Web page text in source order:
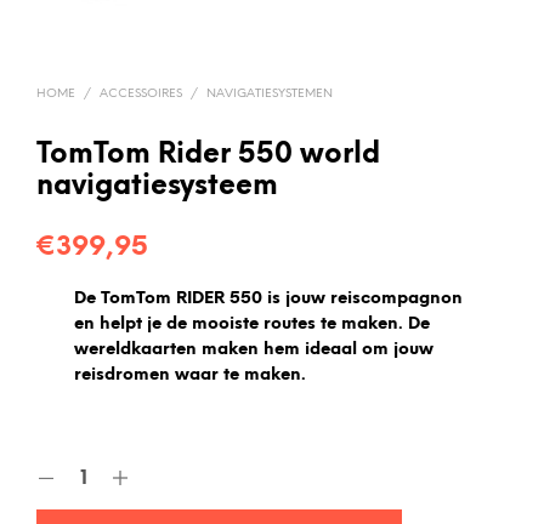
HOME / ACCESSOIRES / NAVIGATIESYSTEMEN
TomTom Rider 550 world
navigatiesysteem
€399,95
De TomTom RIDER 550 is jouw reiscompagnon
en helpt je de mooiste routes te maken. De
wereldkaarten maken hem ideaal om jouw
reisdromen waar te maken.